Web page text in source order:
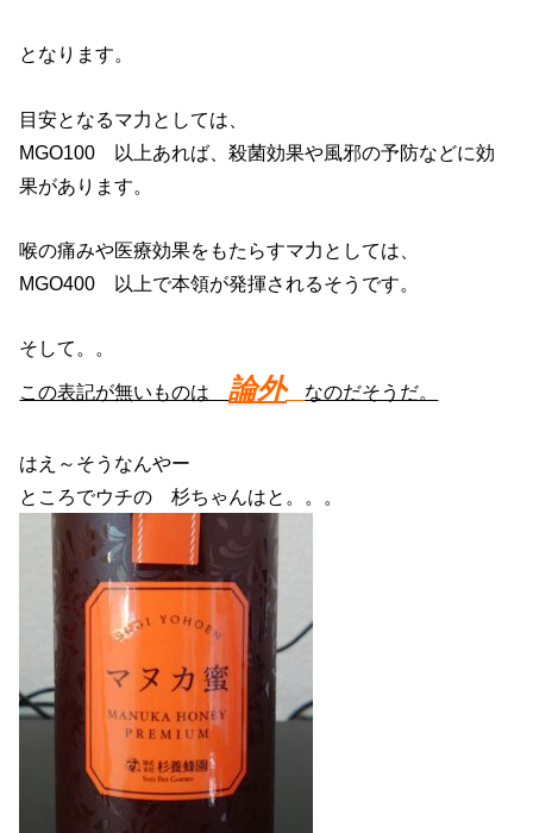
となります。
目安となるマ力としては、
MGO100 以上あれば、殺菌効果や風邪の予防などに効
果があります。
喉の痛みや医療効果をもたらすマ力としては、
MGO400 以上で本領が発揮されるそうです。
そして。。
この表記が無いものは論外 なのだそうだ。
はえ～そうなんやー
ところでウチの 杉ちゃんはと。。。